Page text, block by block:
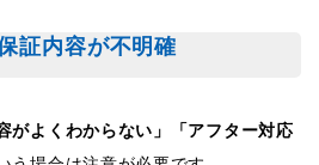
証内容が不明確
がよくわからない」「アフター対応